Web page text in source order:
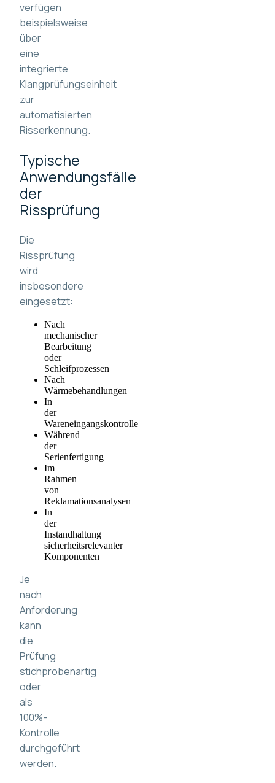
verfügen
beispielsweise
über
eine
integrierte
Klangprüfungseinheit
zur
automatisierten
Risserkennung.
Typische
Anwendungsfälle
der
Rissprüfung
Die
Rissprüfung
wird
insbesondere
eingesetzt:
Nach
mechanischer
Bearbeitung
oder
Schleifprozessen
Nach
Wärmebehandlungen
In
der
Wareneingangskontrolle
Während
der
Serienfertigung
Im
Rahmen
von
Reklamationsanalysen
In
der
Instandhaltung
sicherheitsrelevanter
Komponenten
Je
nach
Anforderung
kann
die
Prüfung
stichprobenartig
oder
als
100%-
Kontrolle
durchgeführt
werden.